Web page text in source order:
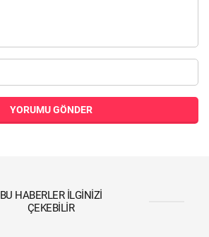
YORUMU GÖNDER
BU HABERLER İLGINIZI
ÇEKEBILIR